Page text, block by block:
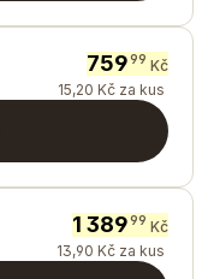
75999 Kč
15,20 Kč za kus
1 38999 Kč
13,90 Kč za kus